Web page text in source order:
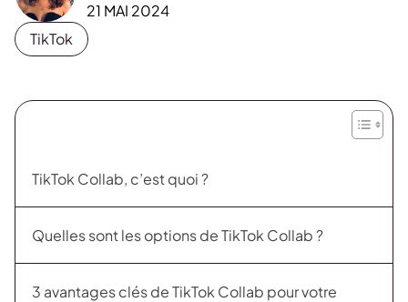
21 MAI 2024
TikTok
TikTok Collab, c’est quoi ?
Quelles sont les options de TikTok Collab ?
3 avantages clés de TikTok Collab pour votre